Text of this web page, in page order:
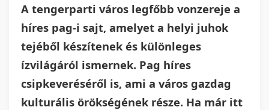
A tengerparti város legfőbb vonzereje a
híres pag-i sajt, amelyet a helyi juhok
tejéből készítenek és különleges
ízvilágáról ismernek. Pag híres
csipkeveréséről is, ami a város gazdag
kulturális örökségének része. Ha már itt